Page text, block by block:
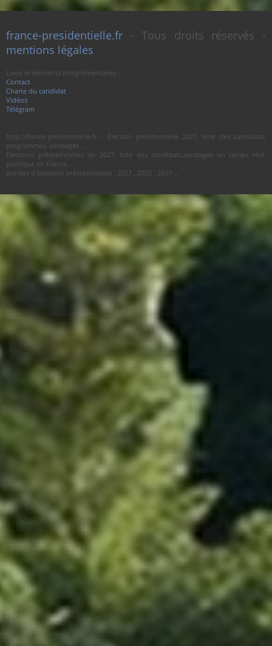
france-presidentielle.fr - Tous droits réservés -
mentions légales
Liens et éléments complémentaires :
Contact
Charte du candidat
Vidéos
Télégram
http://france-presidentielle.fr - Élection présidentielle 2027, liste des candidats,
programmes, sondages ...
Élections présidentielles de 2027, liste des candidats,sondages en temps réel,
politique en France...
Années d'élections présidentielles : 2027 , 2032 , 2037 ...